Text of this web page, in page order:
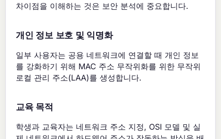
차이점을 이해하는 것은 보안 분석에 중요합니다.
개인 정보 보호 및 익명화
일부 사용자는 공용 네트워크에 연결할 때 개인 정보
를 강화하기 위해 MAC 주소 무작위화를 위한 무작위
로컬 관리 주소(LAA)를 생성합니다.
교육 목적
학생과 교육자는 네트워크 주소 지정, OSI 모델 및 실